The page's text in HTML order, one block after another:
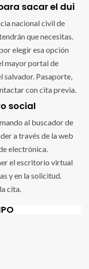
sacar el dui
nacional civil de
que necesitas.
elegir esa opción
mayor portal de
salvador. Pasaporte,
con cita previa.
social
al buscador de
a través de la web
electrónica.
el escritorio virtual
y en la solicitud.
cita.